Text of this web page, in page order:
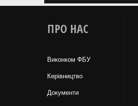
ПРО НАС
Виконком ФБУ
Керівництво
Документи